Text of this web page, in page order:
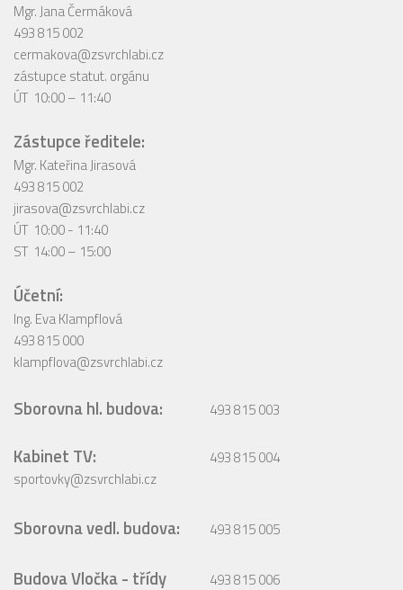
Mgr. Jana Čermáková
493 815 002
cermakova@zsvrchlabi.cz
zástupce statut. orgánu
ÚT 10:00 – 11:40
Zástupce ředitele:
Mgr. Kateřina Jirasová
493 815 002
jirasova@zsvrchlabi.cz
ÚT 10:00 - 11:40
ST 14:00 – 15:00
Účetní:
Ing. Eva Klampflová
493 815 000
klampflova@zsvrchlabi.cz
Sborovna hl. budova: 493 815 003
Kabinet TV:
sportovky@zsvrchlabi.cz
493 815 004
Sborovna vedl. budova: 493 815 005
Budova Vločka - třídy
493 815 006